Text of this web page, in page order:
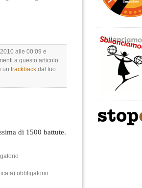
alle 00:09 e
a questo articolo
un trackback dal tuo
di 1500 battute.
obbligatorio